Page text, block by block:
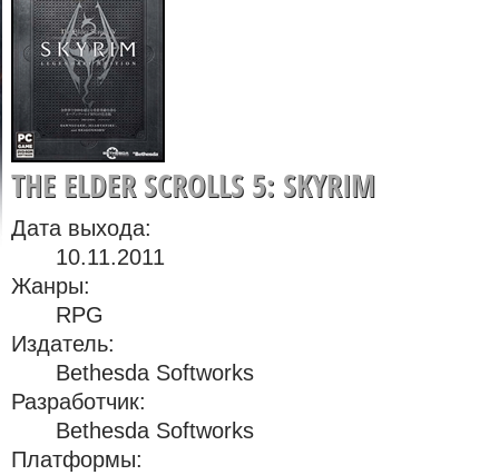
THE ELDER SCROLLS 5: SKYRIM
Дата выхода:
10.11.2011
Жанры:
RPG
Издатель:
Bethesda Softworks
Разработчик:
Bethesda Softworks
Платформы: